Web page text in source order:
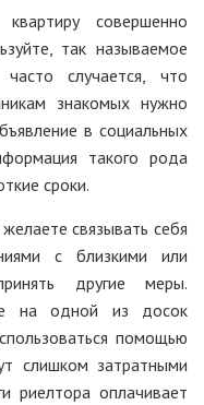
совершенно
так называемое
случается, что
знакомых нужно
в социальных
такого рода
сроки.
связывать себя
с близкими или
другие меры.
на одной из досок
помощью
слишком затратными
риелтора оплачивает